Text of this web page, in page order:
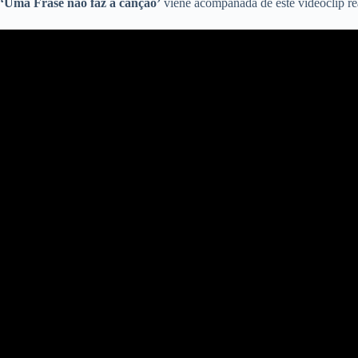
‘Uma Frase não faz a canção’ viene acompañada de este videoclip